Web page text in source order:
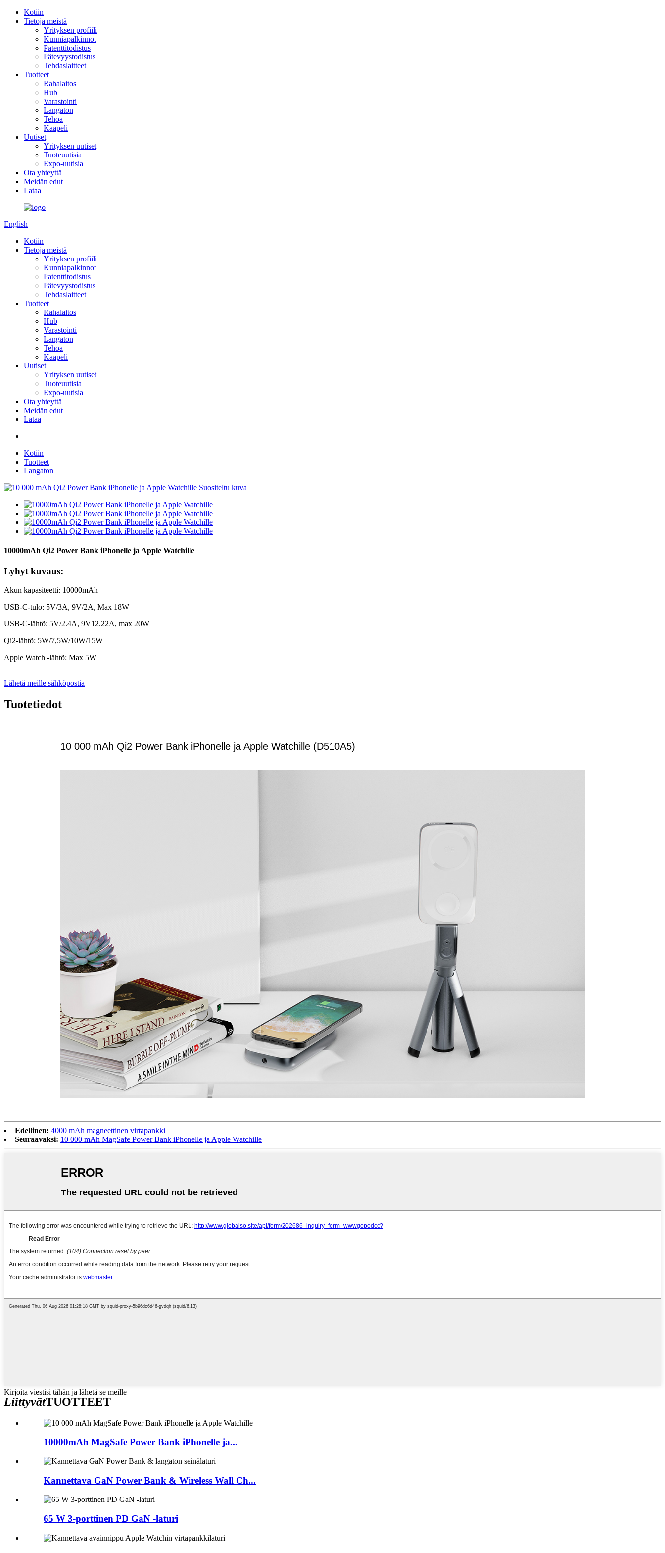
Kotiin
Tietoja meistä
Yrityksen profiili
Kunniapalkinnot
Patenttitodistus
Pätevyystodistus
Tehdaslaitteet
Tuotteet
Rahalaitos
Hub
Varastointi
Langaton
Tehoa
Kaapeli
Uutiset
Yrityksen uutiset
Tuoteuutisia
Expo-uutisia
Ota yhteyttä
Meidän edut
Lataa
English
Kotiin
Tietoja meistä
Yrityksen profiili
Kunniapalkinnot
Patenttitodistus
Pätevyystodistus
Tehdaslaitteet
Tuotteet
Rahalaitos
Hub
Varastointi
Langaton
Tehoa
Kaapeli
Uutiset
Yrityksen uutiset
Tuoteuutisia
Expo-uutisia
Ota yhteyttä
Meidän edut
Lataa
Kotiin
Tuotteet
Langaton
10000mAh Qi2 Power Bank iPhonelle ja Apple Watchille
Lyhyt kuvaus:
Akun kapasiteetti: 10000mAh
USB-C-tulo: 5V/3A, 9V/2A, Max 18W
USB-C-lähtö: 5V/2.4A, 9V12.22A, max 20W
Qi2-lähtö: 5W/7,5W/10W/15W
Apple Watch -lähtö: Max 5W
Lähetä meille sähköpostia
Tuotetiedot
10 000 mAh Qi2 Power Bank iPhonelle ja Apple Watchille (D510A5)
Edellinen: 4000 mAh magneettinen virtapankki
Seuraavaksi: 10 000 mAh MagSafe Power Bank iPhonelle ja Apple Watchille
Kirjoita viestisi tähän ja lähetä se meille
LiittyvätTUOTTEET
10000mAh MagSafe Power Bank iPhonelle ja...
Kannettava GaN Power Bank & Wireless Wall Ch...
65 W 3-porttinen PD GaN -laturi